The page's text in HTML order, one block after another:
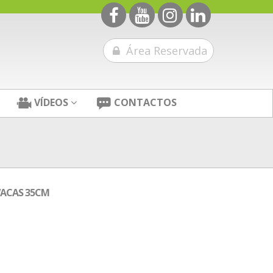
Área Reservada
VÍDEOS CONTACTOS
35CM